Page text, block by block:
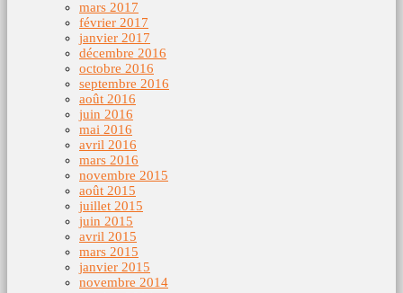
mars 2017
février 2017
janvier 2017
décembre 2016
octobre 2016
septembre 2016
août 2016
juin 2016
mai 2016
avril 2016
mars 2016
novembre 2015
août 2015
juillet 2015
juin 2015
avril 2015
mars 2015
janvier 2015
novembre 2014